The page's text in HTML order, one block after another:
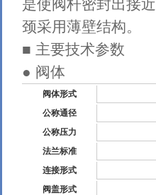
是使阀杆密封出接
颈采用薄壁结构。
■ 主要技术参数
● 阀体
阀体形式
公称通径
公称压力
法兰标准
连接形式
阀盖形式